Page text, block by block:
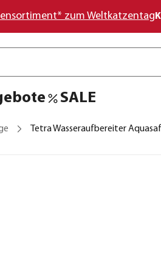
zum Weltkatzentag
SALE
Tetra Wasseraufbereiter